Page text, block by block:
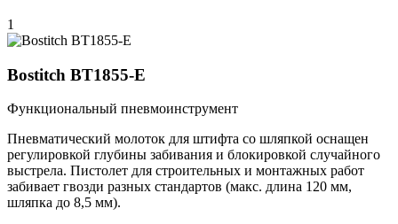
1
Bostitch BT1855-E
Функциональный пневмоинструмент
Пневматический молоток для штифта со шляпкой оснащен
регулировкой глубины забивания и блокировкой случайного
выстрела. Пистолет для строительных и монтажных работ
забивает гвозди разных стандартов (макс. длина 120 мм,
шляпка до 8,5 мм).